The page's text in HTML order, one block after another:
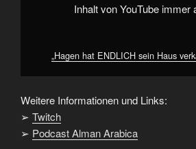
Inhalt von YouTube immer
„Hagen hat ENDLICH sein Haus
Weitere Informationen und Links:
➢ Twitch
➢ Podcast Alman Arabica